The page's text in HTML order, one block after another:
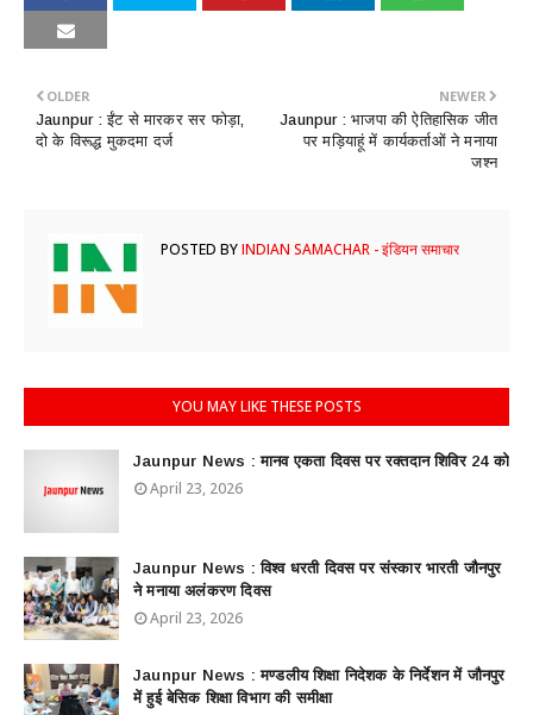
NEWER
Jaunpur : ​भाजपा की ऐतिहासिक जीत
पर मड़ियाहूं में कार्यकर्ताओं ने मनाया
जश्न
OLDER
Jaunpur : ईंट से मारकर सर फोड़ा,
दो के विरूद्ध मुकदमा दर्ज
POSTED BYINDIAN SAMACHAR - इंडियन समाचार
YOU MAY LIKE THESE POSTS
Jaunpur News : ​मानव एकता दिवस पर रक्तदान शिविर 24 को
April 23, 2026
Jaunpur News : विश्व धरती दिवस पर संस्कार भारती जौनपुर
ने मनाया अलंकरण दिवस
April 23, 2026
Jaunpur News : ​मण्डलीय शिक्षा निदेशक के निर्देशन में जौनपुर
में हुई बेसिक शिक्षा विभाग की समीक्षा